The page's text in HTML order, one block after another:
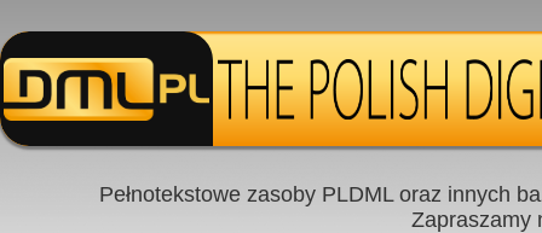
Pełnotekstowe zasoby PLDML oraz innych
Zapraszamy